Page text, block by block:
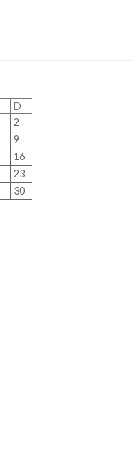
D
2
9
16
23
30